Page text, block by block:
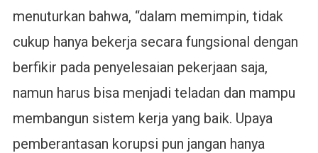
menuturkan bahwa, “dalam memimpin, tidak
cukup hanya bekerja secara fungsional dengan
berfikir pada penyelesaian pekerjaan saja,
namun harus bisa menjadi teladan dan mampu
membangun sistem kerja yang baik. Upaya
pemberantasan korupsi pun jangan hanya